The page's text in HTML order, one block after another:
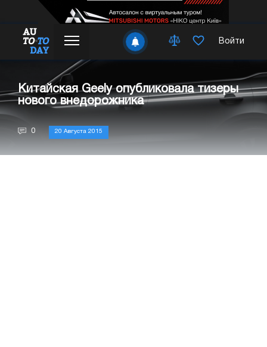
Войти
Китайская Geely опубликовала тизеры
нового внедорожника
0 20 Августа 2015